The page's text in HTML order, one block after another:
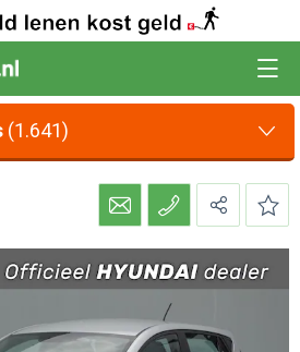
(1.641)